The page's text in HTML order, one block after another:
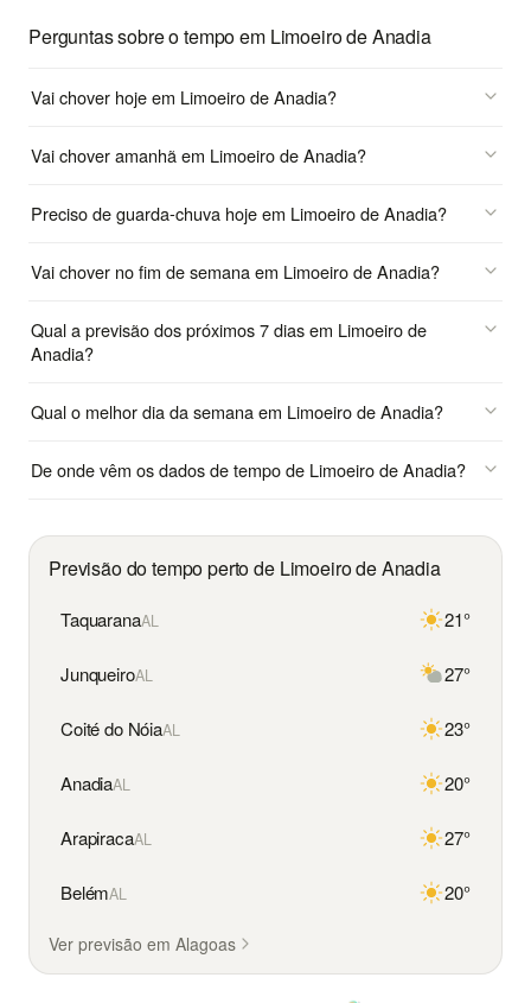
Perguntas sobre o tempo em Limoeiro de Anadia
Vai chover hoje em Limoeiro de Anadia?
Vai chover amanhã em Limoeiro de Anadia?
Preciso de guarda-chuva hoje em Limoeiro de Anadia?
Vai chover no fim de semana em Limoeiro de Anadia?
Qual a previsão dos próximos 7 dias em Limoeiro de
Anadia?
Qual o melhor dia da semana em Limoeiro de Anadia?
De onde vêm os dados de tempo de Limoeiro de Anadia?
Previsão do tempo perto de Limoeiro de Anadia
TaquaranaAL 21°
JunqueiroAL 27°
Coité do NóiaAL 23°
AnadiaAL 20°
ArapiracaAL 27°
BelémAL 20°
Ver previsão em Alagoas